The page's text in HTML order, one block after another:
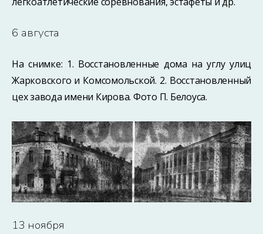
6 августа
На снимке: 1. Восстановленные дома на углу улиц
Жарковского и Комсомольской. 2. Восстановленный
цех завода имени Кирова. Фото П. Белоуса.
13 ноября